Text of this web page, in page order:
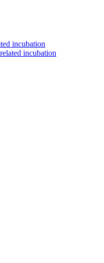
incubation
incubation